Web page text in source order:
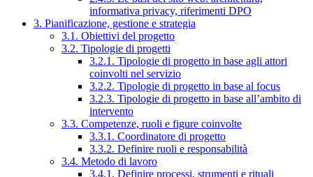
informativa privacy, riferimenti DPO
3. Pianificazione, gestione e strategia
3.1. Obiettivi del progetto
3.2. Tipologie di progetti
3.2.1. Tipologie di progetto in base agli attori
coinvolti nel servizio
3.2.2. Tipologie di progetto in base al focus
3.2.3. Tipologie di progetto in base all’ambito di
intervento
3.3. Competenze, ruoli e figure coinvolte
3.3.1. Coordinatore di progetto
3.3.2. Definire ruoli e responsabilità
3.4. Metodo di lavoro
3.4.1. Definire processi, strumenti e rituali